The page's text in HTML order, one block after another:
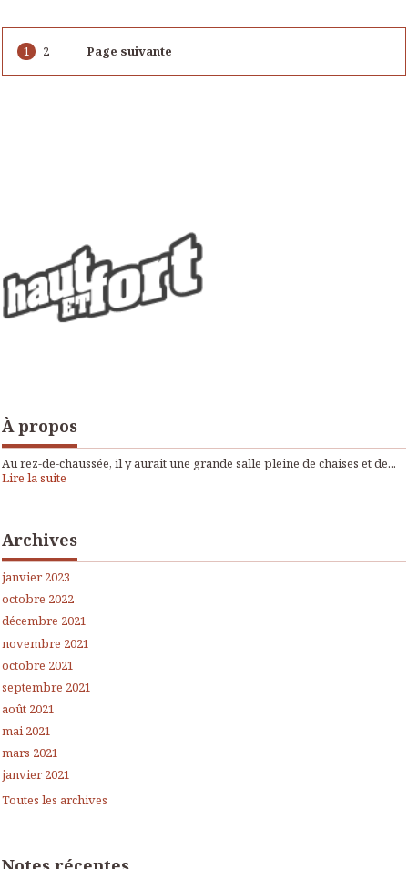
À propos
Au rez-de-chaussée, il y aurait une grande salle pleine de chaises et de...
Lire la suite
Archives
janvier 2023
octobre 2022
décembre 2021
novembre 2021
octobre 2021
septembre 2021
août 2021
mai 2021
mars 2021
janvier 2021
Toutes les archives
1 2 Page suivante